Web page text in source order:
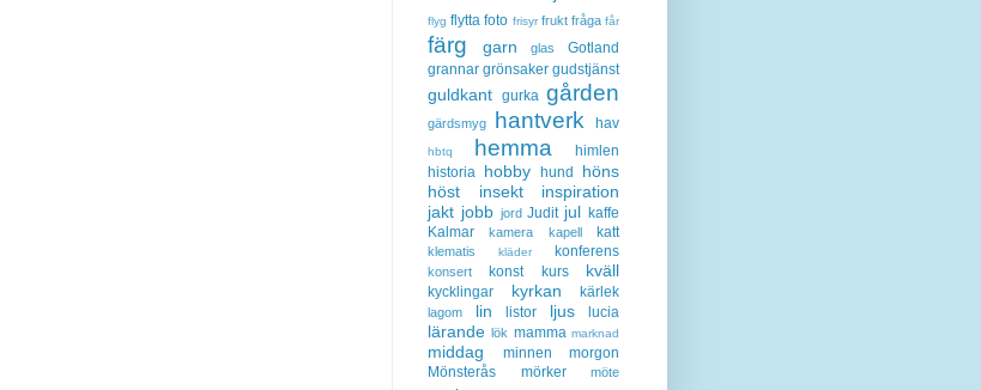
flyg flytta foto frisyr frukt fråga får
färg garn glas
Gotland
grannar grönsaker gudstjänst
guldkant gurka gården
gärdsmyg hantverk hav
hbtq hemma
himlen
historia hobby hund
höns
höst
insekt
inspiration
jakt jobb jord Judit jul kaffe
Kalmar
kamera kapell katt
klematis kläder konferens
konsert konst kurs kväll
kycklingar kyrkan kärlek
lagom lin listor ljus lucia
lärande lök mamma marknad
middag minnen
morgon
Mönsterås
mörker möte